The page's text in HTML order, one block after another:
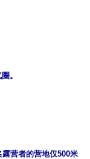
。
营者的营地仅500米